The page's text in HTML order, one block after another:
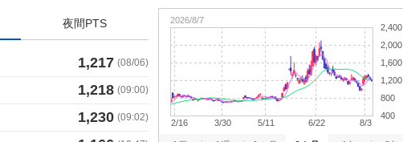
夜間PTS
1,217 (08/06)
1,218 (09:00)
1,230 (09:02) 400
800
1,200
1,600
2,000
2,400
2/16 3/30 5/11 6/22 8/3
2026/8/7